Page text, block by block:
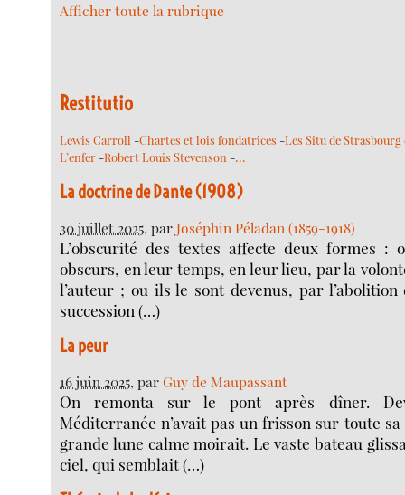
Afficher toute la rubrique
Restitutio
Lewis Carroll -Chartes et lois fondatrices -Les Situ de Strasbourg
L’enfer -Robert Louis Stevenson -…
La doctrine de Dante (1908)
30 juillet 2025, parJoséphin Péladan (1859-1918)
L’obscurité des textes affecte deux formes :
obscurs, en leur temps, en leur lieu, par la
l’auteur ; ou ils le sont devenus, par
succession (…)
La peur
16 juin 2025, parGuy de Maupassant
On remonta sur le pont après dîner.
Méditerranée n’avait pas un frisson sur toute sa
grande lune calme moirait. Le vaste bateau
ciel, qui semblait (…)